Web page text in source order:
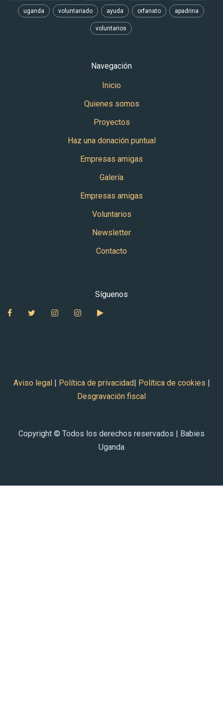
uganda voluntariado ayuda orfanato apadrina
voluntarios
Navegación
Inicio
Quienes somos
Proyectos
Haz una donación puntual
Empresas amigas
Galería
Empresas amigas
Voluntarios
Newsletter
Contacto
Síguenos
FacebookTwitter Instagram Babies Uganda
Instagram Auntie Maria Galan
Aviso legal| Política de privacidad| Política de cookies |
Desgravación fiscal
Copyright © Todos los derechos reservados | Babies
Uganda